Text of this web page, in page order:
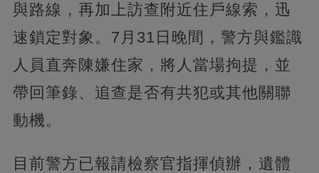
與路線，再加上訪查附近住戶線索，迅
速鎖定對象。7月31日晚間，警方與鑑識
人員直奔陳嫌住家，將人當場拘提，並
帶回筆錄、追查是否有共犯或其他關聯
動機。
目前警方已報請檢察官指揮偵辦，遺體